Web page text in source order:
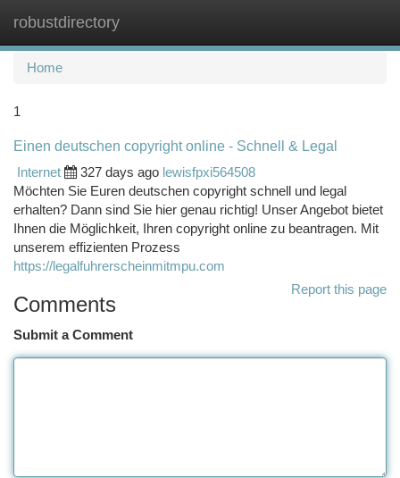
robustdirectory
Home
1
Einen deutschen copyright online - Schnell & Legal
Internet
327 days ago lewisfpxi564508
Möchten Sie Euren deutschen copyright schnell und legal
erhalten? Dann sind Sie hier genau richtig! Unser Angebot bietet
Ihnen die Möglichkeit, Ihren copyright online zu beantragen. Mit
unserem effizienten Prozess
https://legalfuhrerscheinmitmpu.com
Report this page
Comments
Submit a Comment